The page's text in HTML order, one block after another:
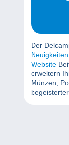
Der
Neuigkeiten
Website
erweitern
Münzen,